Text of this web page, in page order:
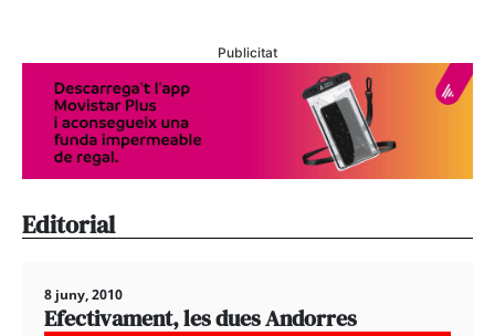
Publicitat
Editorial
8 juny, 2010
Efectivament, les dues Andorres